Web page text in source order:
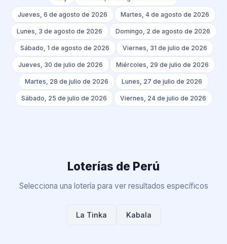
Jueves, 6 de agosto de 2026 Martes, 4 de agosto de 2026
Lunes, 3 de agosto de 2026 Domingo, 2 de agosto de 2026
Sábado, 1 de agosto de 2026 Viernes, 31 de julio de 2026
Jueves, 30 de julio de 2026 Miércoles, 29 de julio de 2026
Martes, 28 de julio de 2026 Lunes, 27 de julio de 2026
Sábado, 25 de julio de 2026 Viernes, 24 de julio de 2026
Loterías de Perú
Selecciona una lotería para ver resultados específicos
La Tinka Kabala